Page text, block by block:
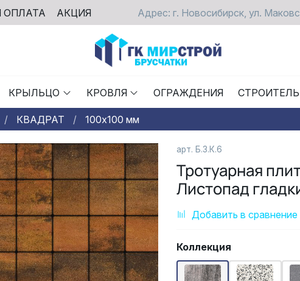
ОПЛАТА АКЦИЯ Адрес: г. Новосибирск, ул.
КРЫЛЬЦО КРОВЛЯ ОГРАЖДЕНИЯ
КВАДРАТ 100х100 мм
арт. Б.3.К.6
Тротуарная
Листопад
Добавить в сравнение
Коллекция